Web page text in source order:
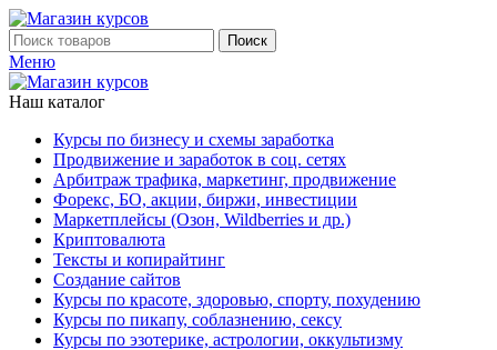
Поиск
Меню
Наш каталог
Курсы по бизнесу и схемы заработка
Продвижение и заработок в соц. сетях
Арбитраж трафика, маркетинг, продвижение
Форекс, БО, акции, биржи, инвестиции
Маркетплейсы (Озон, Wildberries и др.)
Криптовалюта
Тексты и копирайтинг
Создание сайтов
Курсы по красоте, здоровью, спорту, похудению
Курсы по пикапу, соблазнению, сексу
Курсы по эзотерике, астрологии, оккультизму